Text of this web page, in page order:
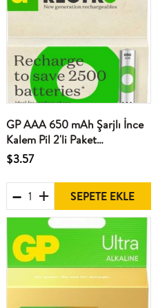
GP AAA 650 mAh Şarjlı İnce
Kalem Pil 2'li Paket
GP65AAAHCHP-BU2
$3.57
SEPETE EKLE